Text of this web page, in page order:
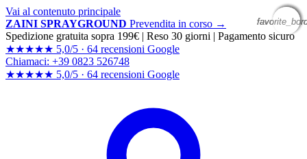
Vai al contenuto principale
ZAINI SPRAYGROUND Prevendita in corso →
Spedizione gratuita sopra 199€ | Reso 30 giorni | Pagamento sicuro
★★★★★ 5,0/5 · 64 recensioni Google
Chiamaci: +39 0823 526748
★★★★★ 5,0/5 · 64 recensioni Google